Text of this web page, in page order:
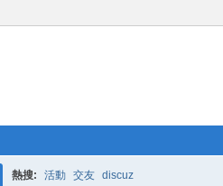
熱搜: 活動 交友 discuz